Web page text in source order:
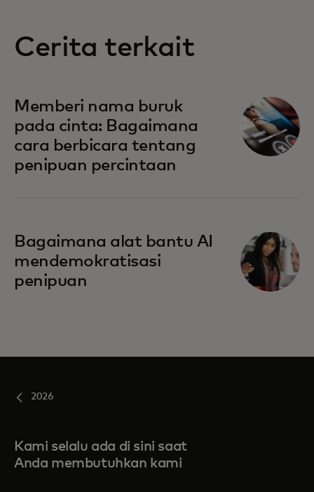
Cerita terkait
Memberi nama buruk
pada cinta: Bagaimana
cara berbicara tentang
penipuan percintaan
Bagaimana alat bantu AI
mendemokratisasi
penipuan
2026
Kami selalu ada di sini saat
Anda membutuhkan kami